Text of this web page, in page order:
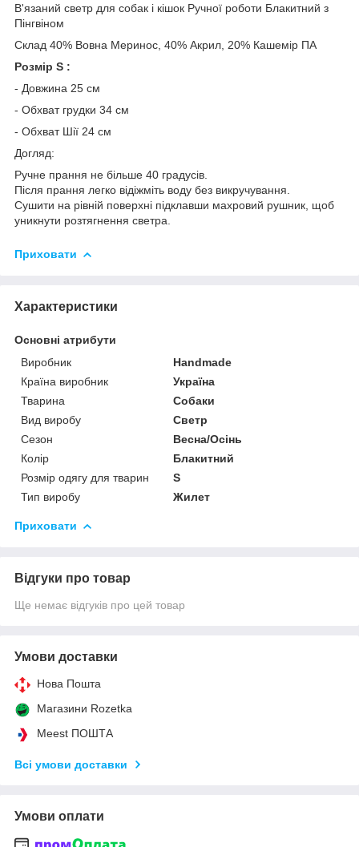
В'язаний светр для собак і кішок Ручної роботи Блакитний з
Пінгвіном
Склад 40% Вовна Меринос, 40% Акрил, 20% Кашемір ПА
Розмір S :
- Довжина 25 см
- Обхват грудки 34 см
- Обхват Шії 24 см
Догляд:
Ручне прання не більше 40 градусів.
Після прання легко відіжміть воду без викручування.
Сушити на рівній поверхні підклавши махровий рушник, щоб
уникнути розтягнення светра.
Приховати
Характеристики
Основні атрибути
Виробник
Handmade
Країна виробник
Україна
Тварина
Собаки
Вид виробу
Светр
Сезон
Весна/Осінь
Колір
Блакитний
Розмір одягу для тварин
S
Тип виробу
Жилет
Приховати
Відгуки про товар
Ще немає відгуків про цей товар
Умови доставки
Нова Пошта
Магазини Rozetka
Meest ПОШТА
Всі умови доставки
Умови оплати